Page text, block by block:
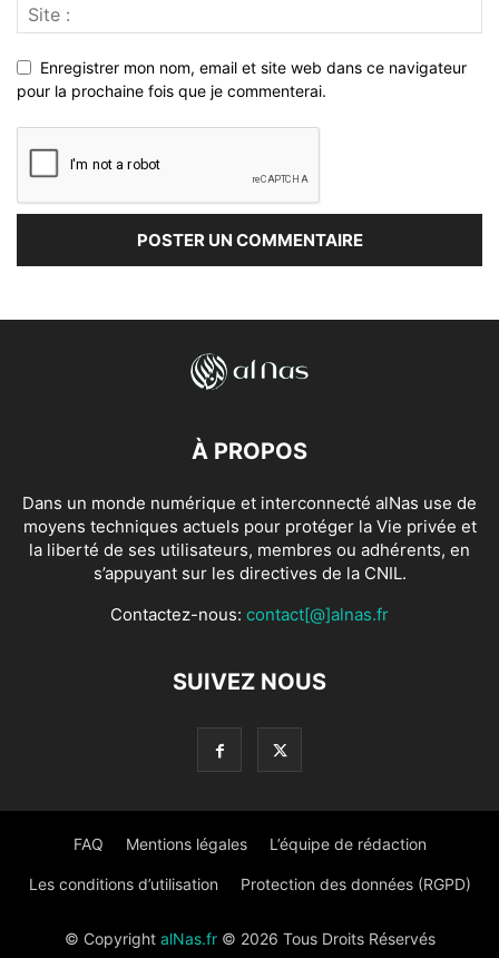
Enregistrer mon nom, email et site web dans ce navigateur
pour la prochaine fois que je commenterai.
À PROPOS
Dans un monde numérique et interconnecté alNas use de
moyens techniques actuels pour protéger la Vie privée et
la liberté de ses utilisateurs, membres ou adhérents, en
s’appuyant sur les directives de la CNIL.
Contactez-nous: contact[@]alnas.fr
SUIVEZ NOUS
FAQ Mentions légales L’équipe de rédaction
Les conditions d’utilisation Protection des données (RGPD)
© Copyright alNas.fr© 2026 Tous Droits Réservés